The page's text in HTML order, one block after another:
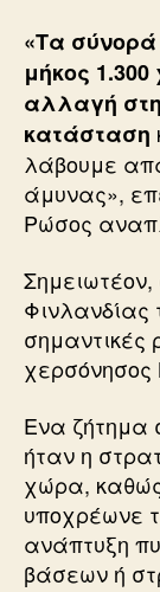
«Τα
μήκος
αλλαγή στη
κατάσταση
λάβουμε
άμυνας»,
Ρώσος
σημαντικές
χερσόνησος
Ενα ζήτημα
ήταν η
χώρα,
υποχρέωνε
ανάπτυξη
βάσεων ή